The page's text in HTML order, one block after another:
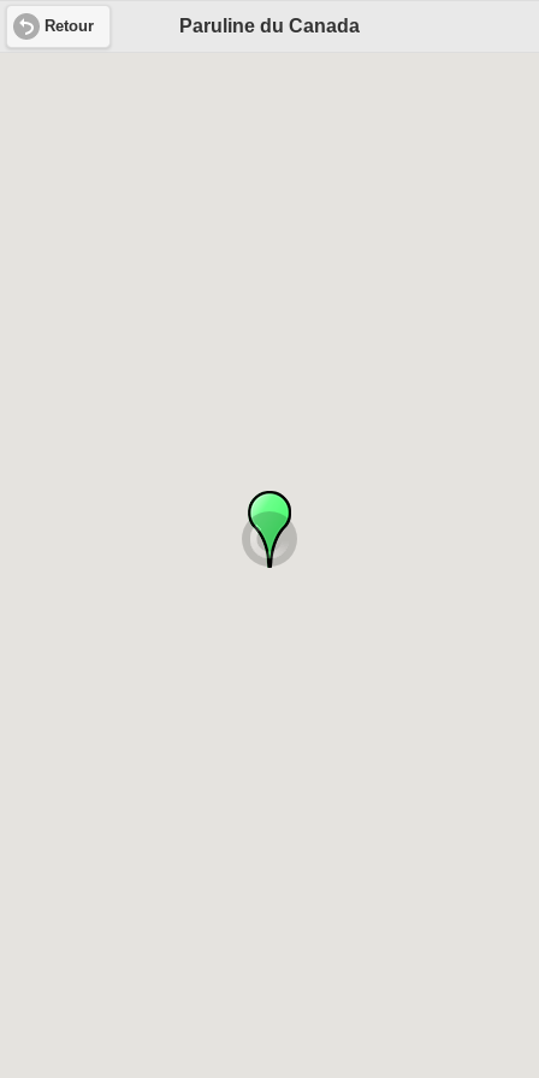
Retour Paruline du Canada